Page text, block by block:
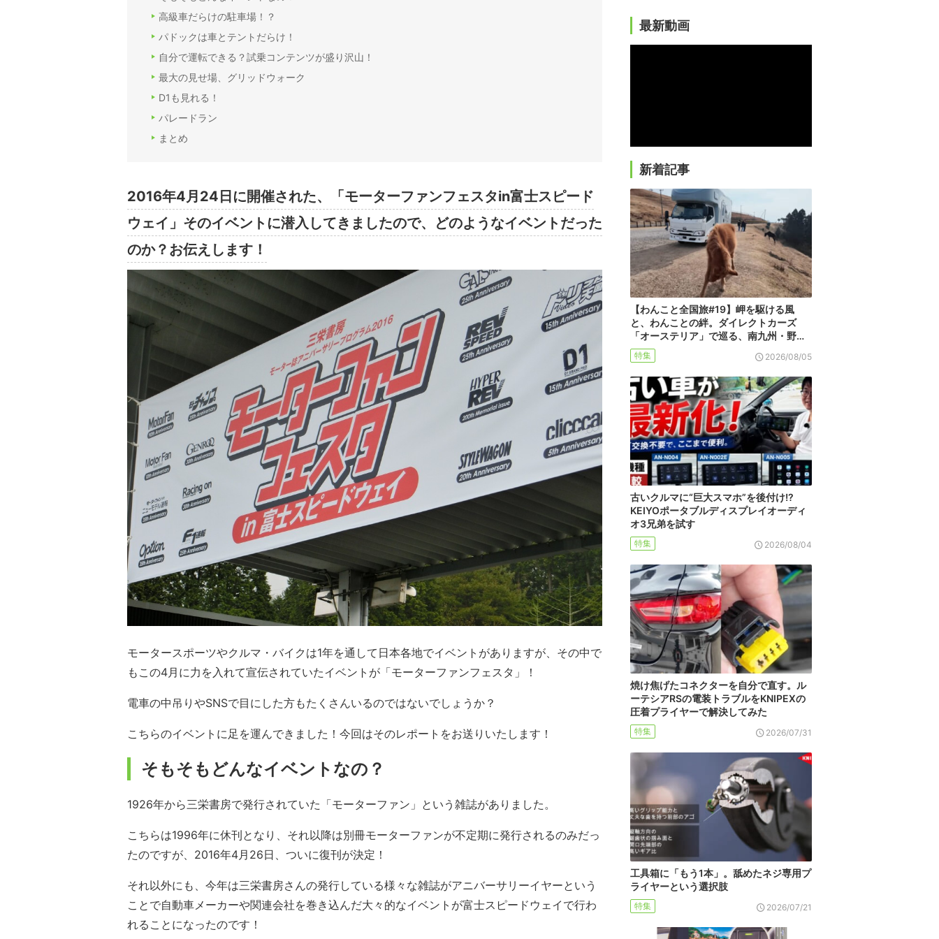
高級車だらけの駐車場！？
パドックは車とテントだらけ！
自分で運転できる？試乗コンテンツが盛り沢山！
最大の見せ場、グリッドウォーク
D1も見れる！
パレードラン
まとめ
2016年4月24日に開催された、「モーターファンフェスタin富士スピード
ウェイ」そのイベントに潜入してきましたので、どのようなイベントだった
のか？お伝えします！
モータースポーツやクルマ・バイクは1年を通して日本各地でイベントがありますが、その中で
もこの4月に力を入れて宣伝されていたイベントが「モーターファンフェスタ」！
電車の中吊りやSNSで目にした方もたくさんいるのではないでしょうか？
こちらのイベントに足を運んできました！今回はそのレポートをお送りいたします！
そもそもどんなイベントなの？
1926年から三栄書房で発行されていた「モーターファン」という雑誌がありました。
こちらは1996年に休刊となり、それ以降は別冊モーターファンが不定期に発行されるのみだっ
たのですが、2016年4月26日、ついに復刊が決定！
それ以外にも、今年は三栄書房さんの発行している様々な雑誌がアニバーサリーイヤーという
ことで自動車メーカーや関連会社を巻き込んだ大々的なイベントが富士スピードウェイで行わ
れることになったのです！
最新動画
新着記事
【わんこと全国旅#19】岬を駆ける風
と、わんことの絆。ダイレクトカーズ
「オーステリア」で巡る、南九州・野…
特集 2026/08/05
古いクルマに“巨大スマホ”を後付け!?
KEIYOポータブルディスプレイオーディ
オ3兄弟を試す
特集 2026/08/04
焼け焦げたコネクターを自分で直す。ル
ーテシアRSの電装トラブルをKNIPEXの
圧着プライヤーで解決してみた
特集 2026/07/31
工具箱に「もう1本」。舐めたネジ専用プ
ライヤーという選択肢
特集 2026/07/21